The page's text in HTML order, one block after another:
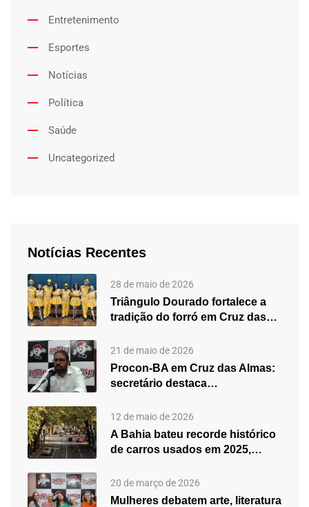
Entretenimento
Esportes
Notícias
Política
Saúde
Uncategorized
Notícias Recentes
28 de maio de 2026
Triângulo Dourado fortalece a
tradição do forró em Cruz das…
21 de maio de 2026
Procon-BA em Cruz das Almas:
secretário destaca
12 de maio de 2026
A Bahia bateu recorde histórico
de carros usados em 2025,…
20 de março de 2026
Mulheres debatem arte, literatura